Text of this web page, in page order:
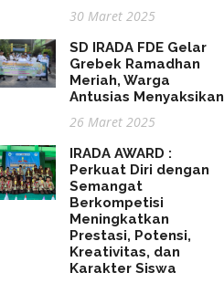
30 Maret 2025
SD IRADA FDE Gelar
Grebek Ramadhan
Meriah, Warga
Antusias Menyaksikan
26 Maret 2025
IRADA AWARD :
Perkuat Diri dengan
Semangat
Berkompetisi
Meningkatkan
Prestasi, Potensi,
Kreativitas, dan
Karakter Siswa